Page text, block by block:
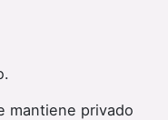
mantiene privado